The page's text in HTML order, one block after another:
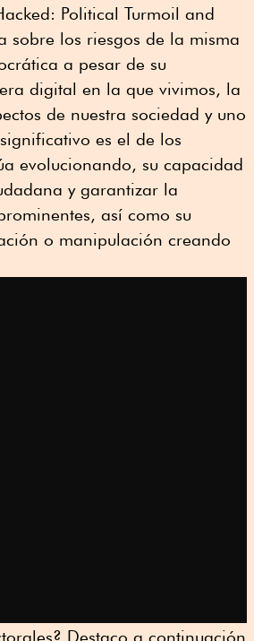
Political Turmoil and
sobre los riesgos de la misma
a pesar de su
digital en la que vivimos, la
de nuestra sociedad y uno
es el de los
evolucionando, su capacidad
y garantizar la
así como su
o manipulación creando
Destaco a continuación